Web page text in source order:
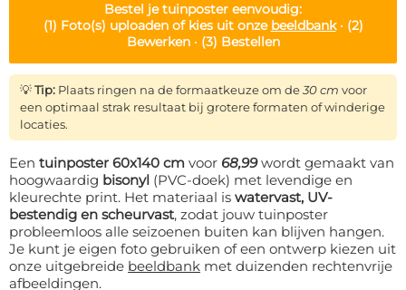
Bestel jetuinposter eenvoudig:
(1) Foto(s) uploaden of kies uit onze beeldbank· (2)
Bewerken · (3) Bestellen
💡Tip: Plaats ringen na de formaatkeuze om de30 cm voor
een optimaal strak resultaat bij grotere formaten of winderige
locaties.
Een tuinposter 60x140 cm voor 68,99wordt gemaakt van
hoogwaardig bisonyl (PVC-doek) met levendige en
kleurechte print. Het materiaal is watervast, UV-
bestendig en scheurvast, zodat jouw tuinposter
probleemloos alle seizoenen buiten kan blijven hangen.
Je kunt je eigen foto gebruiken of een ontwerp kiezen uit
onze uitgebreide beeldbank met duizenden rechtenvrije
afbeeldingen.